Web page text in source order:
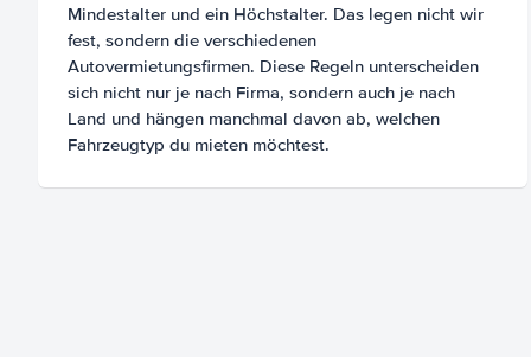
Mindestalter und ein Höchstalter. Das legen nicht wir
fest, sondern die verschiedenen
Autovermietungsfirmen. Diese Regeln unterscheiden
sich nicht nur je nach Firma, sondern auch je nach
Land und hängen manchmal davon ab, welchen
Fahrzeugtyp du mieten möchtest.